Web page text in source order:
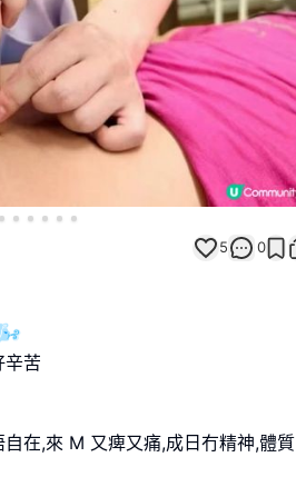
5 0
苦
在,來 M 又痺又痛,成日冇精神,體質